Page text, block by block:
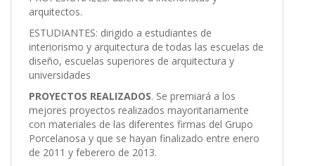
arquitectos.
ESTUDIANTES: dirigido a estudiantes de
interiorismo y arquitectura de todas las escuelas de
diseño, escuelas superiores de arquitectura y
universidades
PROYECTOS REALIZADOS. Se premiará a los
mejores proyectos realizados mayoritariamente
con materiales de las diferentes firmas del Grupo
Porcelanosa y que se hayan finalizado entre enero
de 2011 y feberero de 2013.